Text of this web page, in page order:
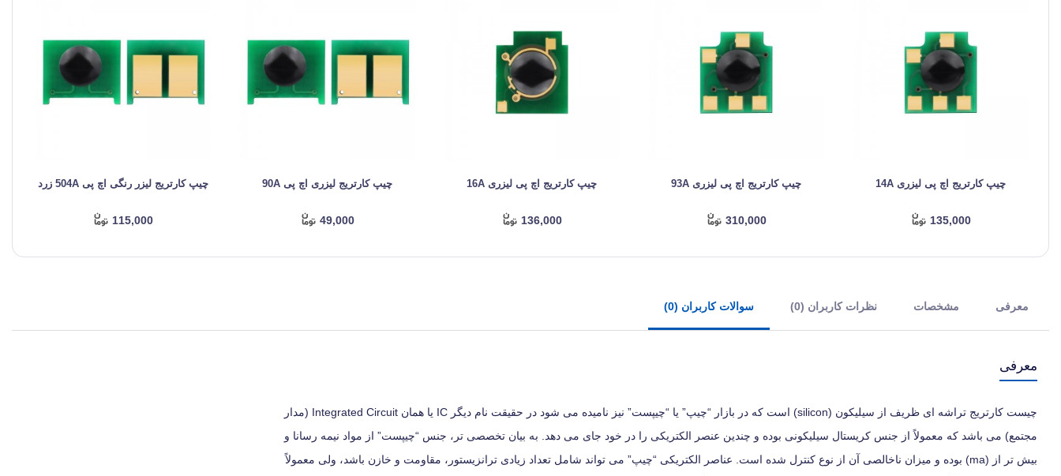
چیپ کارتریج اچ پی لیزری 14A
135,000
چیپ کارتریج اچ پی لیزری 93A
310,000
چیپ کارتریج اچ پی لیزری 16A
136,000
چیپ کارتریج لیزری اچ پی 90A
49,000
چیپ کارتریج لیزر رنگی اچ پی 504A زرد
115,000
معرفی مشخصات نظرات کاربران (0) سوالات کاربران (0)
معرفی
چیست کارتریج تراشه ای ظریف از سیلیکون (silicon) است که در بازار “چیپ” یا “چیپست” نیز نامیده می‌ شود در حقیقت نام دیگر IC یا همان Integrated Circuit (مدار
مجتمع) می‌ باشد که معمولاً از جنس کریستال سیلیکونی بوده و چندین عنصر الکتریکی را در خود جای می‌ دهد. به بیان تخصصی‌ تر، جنس “چیپست” از مواد نیمه‌ رسانا و
بیش‌ تر از (ma) بوده و میزان ناخالصی آن از نوع کنترل شده است. عناصر الکتریکی “چیپ” می‌ تواند شامل تعداد زیادی ترانزیستور، مقاومت و خازن باشد، ولی معمولاً